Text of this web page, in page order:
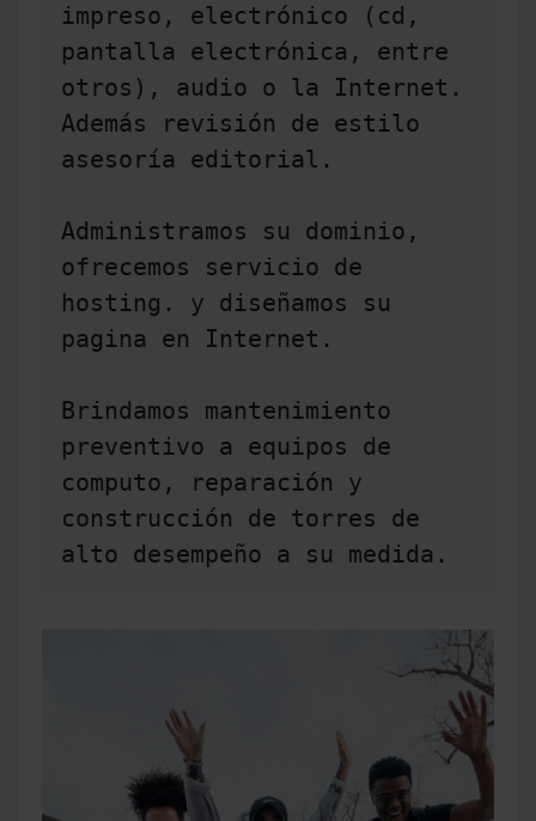
impreso, electrónico (cd,
pantalla electrónica, entre
otros), audio o la Internet.
Además revisión de estilo
asesoría editorial.
Administramos su dominio,
ofrecemos servicio de
hosting. y diseñamos su
pagina en Internet.
Brindamos mantenimiento
preventivo a equipos de
computo, reparación y
construcción de torres de